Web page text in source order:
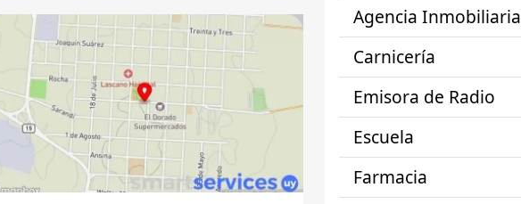
Agencia Inmobiliaria
Carnicería
Emisora de Radio
Escuela
Farmacia